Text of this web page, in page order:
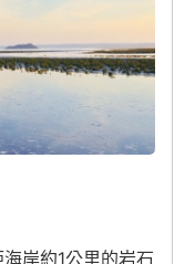
岸約1公里的岩石